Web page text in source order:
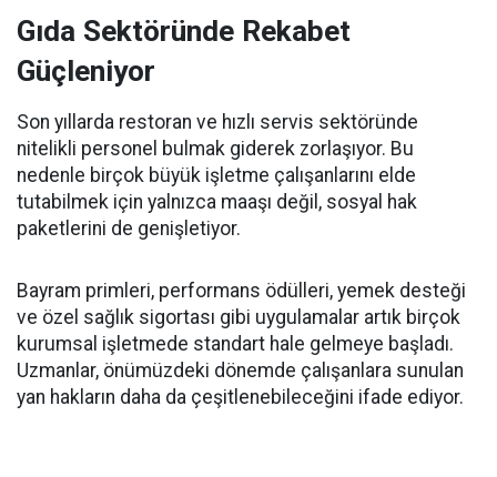
Gıda Sektöründe Rekabet
Güçleniyor
Son yıllarda restoran ve hızlı servis sektöründe
nitelikli personel bulmak giderek zorlaşıyor. Bu
nedenle birçok büyük işletme çalışanlarını elde
tutabilmek için yalnızca maaşı değil, sosyal hak
paketlerini de genişletiyor.
Bayram primleri, performans ödülleri, yemek desteği
ve özel sağlık sigortası gibi uygulamalar artık birçok
kurumsal işletmede standart hale gelmeye başladı.
Uzmanlar, önümüzdeki dönemde çalışanlara sunulan
yan hakların daha da çeşitlenebileceğini ifade ediyor.